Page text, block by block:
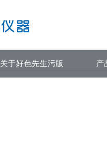
关于好色先生污版 产